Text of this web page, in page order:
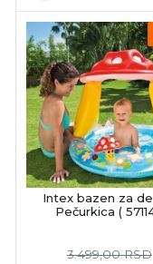
Intex bazen za
Pečurkica (
3.499,00RSD